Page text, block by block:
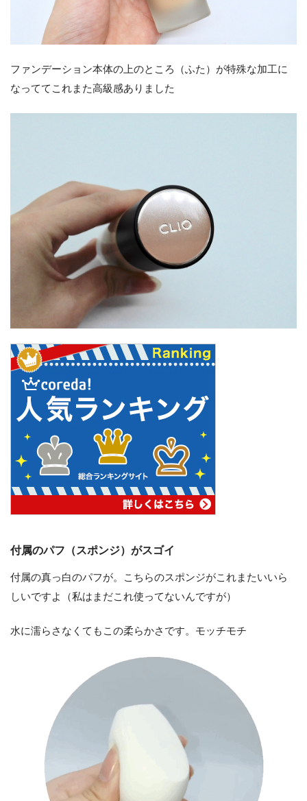
ファンデーション本体の上のところ（ふた）が特殊な加工に
なっててこれまた高級感ありました
付属のパフ（スポンジ）がスゴイ
付属の真っ白のパフが。こちらのスポンジがこれまたいいら
しいですよ（私はまだこれ使ってないんですが）
水に濡らさなくてもこの柔らかさです。モッチモチ